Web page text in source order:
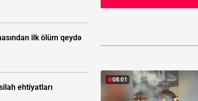
ilk ölüm qeydə
ehtiyatları
08:01